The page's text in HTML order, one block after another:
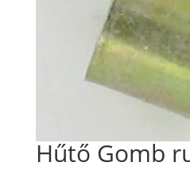
Hűtő Gomb